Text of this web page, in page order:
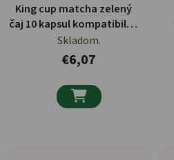
King cup matcha zelený
čaj 10 kapsul kompatibilné
s dolce gusto
Skladom.
€6,07
